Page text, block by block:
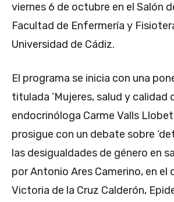
viernes 6 de octubre en el Salón
Facultad de Enfermería y
Universidad de Cádiz.
El programa se inicia con una
titulada ‘Mujeres, salud y calidad
endocrinóloga Carme Valls
prosigue con un debate sobre
las desigualdades de género en
por Antonio Ares Camerino, en el
Victoria de la Cruz Calderón,